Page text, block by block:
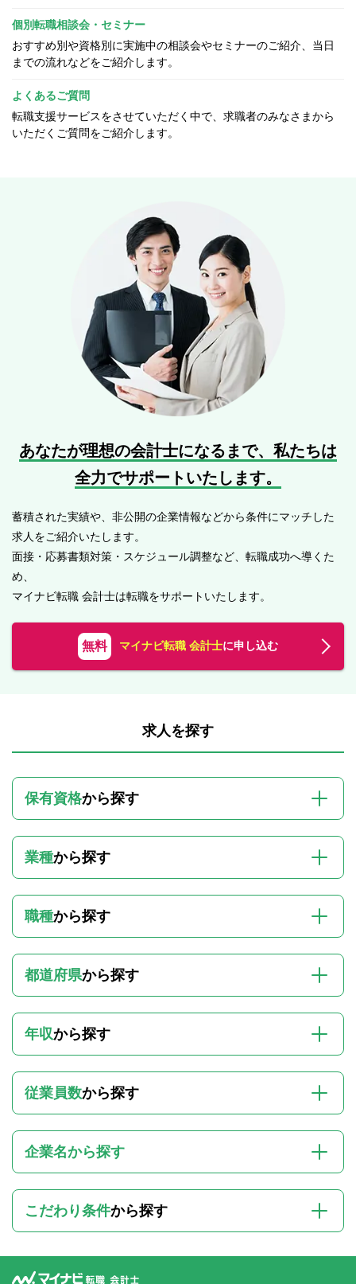
個別転職相談会・セミナー
おすすめ別や資格別に実施中の相談会やセミナーのご紹介、当日
までの流れなどをご紹介します。
よくあるご質問
転職支援サービスをさせていただく中で、求職者のみなさまから
いただくご質問をご紹介します。
あなたが理想の会計士になるまで、 私たちは
全力でサポートいたします。
蓄積された実績や、非公開の企業情報などから条件にマッチした
求人をご紹介いたします。
面接・応募書類対策・スケジュール調整など、転職成功へ導くた
め、
マイナビ転職 会計士は転職をサポートいたします。
無料 マイナビ転職 会計士に申し込む
求人を探す
保有資格から探す
業種から探す
職種から探す
都道府県から探す
年収から探す
従業員数から探す
企業名から探す
こだわり条件から探す